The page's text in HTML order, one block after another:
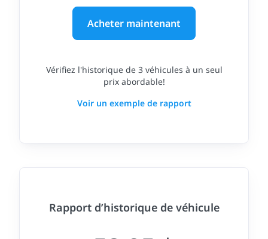
Acheter maintenant
Vérifiez l'historique de 3 véhicules à un seul
prix abordable!
Voir un exemple de rapport
Rapport d’historique de véhicule